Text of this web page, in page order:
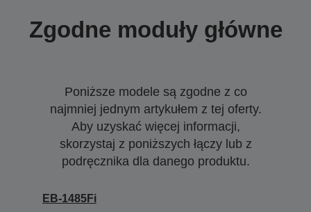
Zgodne moduły główne
Poniższe modele są zgodne z co
najmniej jednym artykułem z tej oferty.
Aby uzyskać więcej informacji,
skorzystaj z poniższych łączy lub z
podręcznika dla danego produktu.
EB-1485Fi